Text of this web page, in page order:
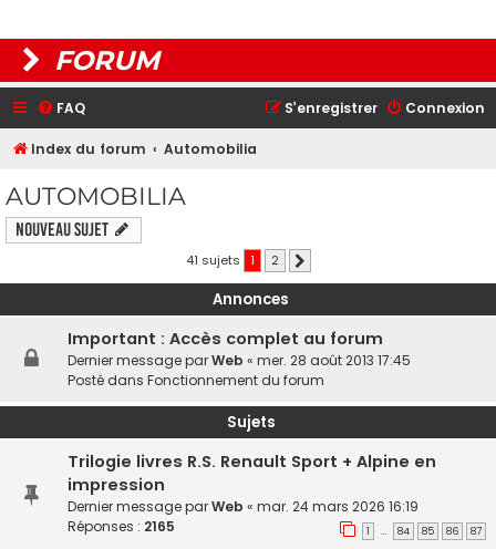
FORUM
FAQ Connexion
S’enregistrer
Index du forum Automobilia
AUTOMOBILIA
Nouveau sujet
41 sujets 1 2
Annonces
Important : Accès complet au forum
Dernier message parWeb « mer. 28 août 2013 17:45
Posté dans Fonctionnement du forum
Sujets
Trilogie livres R.S. Renault Sport + Alpine en
impression
Dernier message parWeb « mar. 24 mars 2026 16:19
Réponses : 2165 1 … 84 85 86 87